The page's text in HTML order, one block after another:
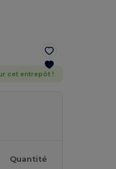
cet entrepôt !
Quantité